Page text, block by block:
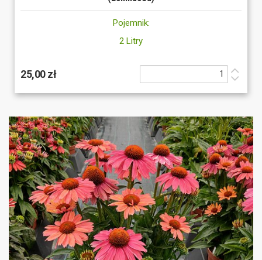
Pojemnik:
2 Litry
25,00 zł